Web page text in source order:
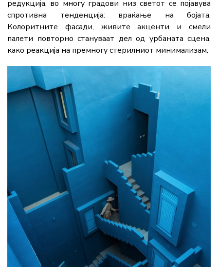
редукција, во многу градови низ светот се појавува
спротивна тенденција: враќање на бојата.
Колоритните фасади, живите акценти и смели
палети повторно стануваат дел од урбаната сцена,
како реакција на премногу стерилниот минимализам.